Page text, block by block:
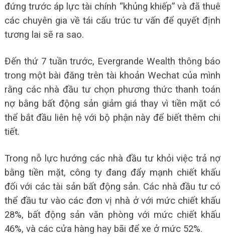
đứng trước áp lực tài chính “khủng khiếp” và đã thuê
các chuyên gia về tái cấu trúc tư vấn để quyết định
tương lai sẽ ra sao.
Đến thứ 7 tuần trước, Evergrande Wealth thông báo
trong một bài đăng trên tài khoản Wechat của mình
rằng các nhà đầu tư chọn phương thức thanh toán
nợ bằng bất động sản giảm giá thay vì tiền mặt có
thể bắt đầu liên hệ với bộ phận này để biết thêm chi
tiết.
Trong nỗ lực hướng các nhà đầu tư khỏi việc trả nợ
bằng tiền mặt, công ty đang đẩy mạnh chiết khấu
đối với các tài sản bất động sản. Các nhà đầu tư có
thể đầu tư vào các đơn vị nhà ở với mức chiết khấu
28%, bất động sản văn phòng với mức chiết khấu
46%, và các cửa hàng hay bãi để xe ở mức 52%.